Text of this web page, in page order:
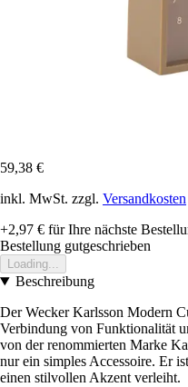
59,38 €
inkl. MwSt. zzgl. Versandkosten
+2,97 € für Ihre nächste
Bestellung gutgeschrieben
Loading...
Beschreibung
Der Wecker Karlsson Modern
Verbindung von Funktionalität
von der renommierten Marke
nur ein simples Accessoire. Er
einen stilvollen Akzent verleiht.